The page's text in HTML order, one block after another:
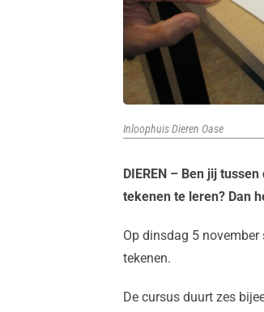
Inloophuis Dieren Oase
DIEREN – Ben jij
tekenen te leren? Dan
Op dinsdag 5
tekenen.
De cursus duurt zes